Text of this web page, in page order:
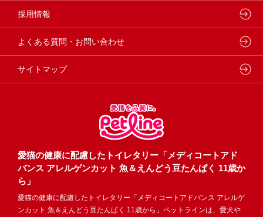
愛猫の健康に配慮したトイレタリー「メディコートアド
バンス アレルゲンカット 魚＆えんどう豆たんぱく 11歳か
ら」
愛猫の健康に配慮したトイレタリー「メディコートアドバンス アレルゲ
ンカット 魚＆えんどう豆たんぱく 11歳から」ペットラインは、愛犬や
フードコンシェル
狂犬病予防
代表メッセージ
企業理念・ビジョン
採用情報
よくある質問・お問い合わせ
サイトマップ